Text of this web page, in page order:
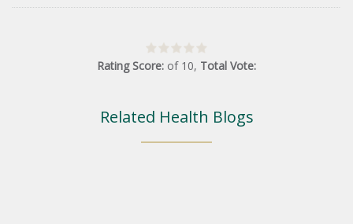
Rating Score: of 10, Total Vote:
Related Health Blogs